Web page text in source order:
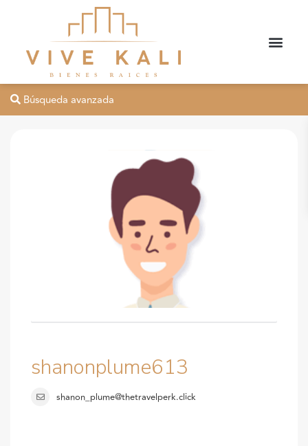
Búsqueda avanzada
shanonplume613
shanon_plume@thetravelperk.click